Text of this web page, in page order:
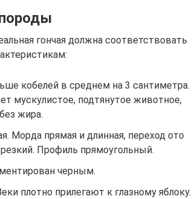
гончая должна соответствовать
кобелей в среднем на 3 сантиметра.
мускулистое, подтянутое животное,
жира.
Морда прямая и длинная, переход ото
Профиль прямоугольный.
черным.
плотно прилегают к глазному яблоку.